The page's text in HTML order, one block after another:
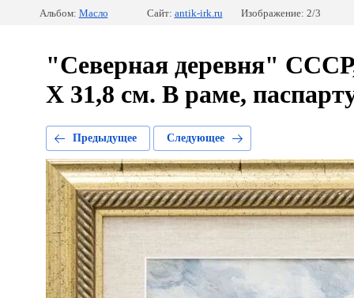
Альбом: Масло Сайт: antik-irk.ru Изображение: 2/3
"Северная деревня"
Х 31,8 см. В раме,
Предыдущее Следующее